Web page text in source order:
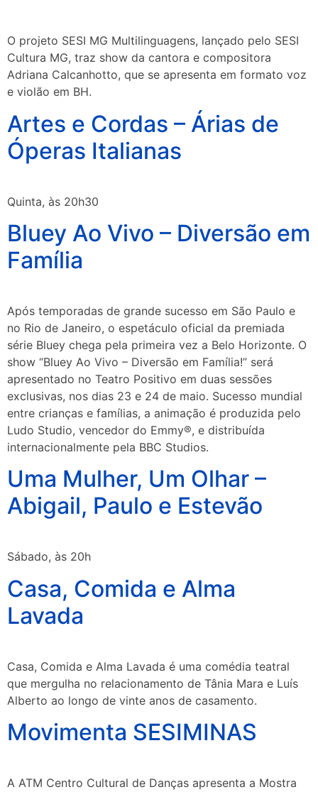
O projeto SESI MG Multilinguagens, lançado pelo SESI
Cultura MG, traz show da cantora e compositora
Adriana Calcanhotto, que se apresenta em formato voz
e violão em BH.
Artes e Cordas – Árias de
Óperas Italianas
Quinta, às 20h30
Bluey Ao Vivo – Diversão em
Família
Após temporadas de grande sucesso em São Paulo e
no Rio de Janeiro, o espetáculo oficial da premiada
série Bluey chega pela primeira vez a Belo Horizonte. O
show “Bluey Ao Vivo – Diversão em Família!” será
apresentado no Teatro Positivo em duas sessões
exclusivas, nos dias 23 e 24 de maio. Sucesso mundial
entre crianças e famílias, a animação é produzida pelo
Ludo Studio, vencedor do Emmy®, e distribuída
internacionalmente pela BBC Studios.
Uma Mulher, Um Olhar –
Abigail, Paulo e Estevão
Sábado, às 20h
Casa, Comida e Alma
Lavada
Casa, Comida e Alma Lavada é uma comédia teatral
que mergulha no relacionamento de Tânia Mara e Luís
Alberto ao longo de vinte anos de casamento.
Movimenta SESIMINAS
A ATM Centro Cultural de Danças apresenta a Mostra